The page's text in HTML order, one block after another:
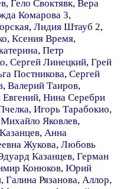
, Гело Своктявк, Вера
Комарова 3,
, Лидия Штауб 2,
, Ксения Время,
, Петр
, Сергей Линецкий, Грей
Постникова, Сергей
, Валерий Таиров,
Евгений, Нина Серебри
, Игорь Тарабокио,
Михайло Яковлев,
, Анна
Жукова, Любовь
Казанцев, Герман
Конюков, Юрий
, Галина Рязанова, Аллор,